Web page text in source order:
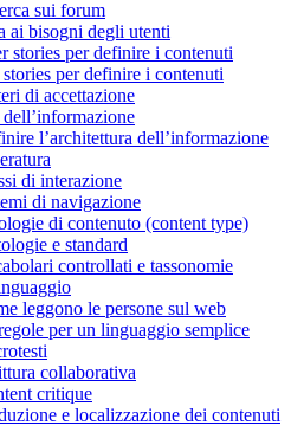
sui forum
ai bisogni degli utenti
stories per definire i contenuti
per definire i contenuti
di accettazione
l’architettura dell’informazione
di interazione
di navigazione
di contenuto (content type)
e standard
controllati e tassonomie
leggono le persone sul web
per un linguaggio semplice
collaborativa
critique
e localizzazione dei contenuti